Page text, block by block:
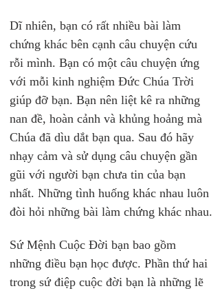
Dĩ nhiên, bạn có rất nhiều bài làm
chứng khác bên cạnh câu chuyện cứu
rỗi mình. Bạn có một câu chuyện ứng
với mỗi kinh nghiệm Đức Chúa Trời
giúp đỡ bạn. Bạn nên liệt kê ra những
nan đề, hoàn cảnh và khủng hoảng mà
Chúa đã dìu dắt bạn qua. Sau đó hãy
nhạy cảm và sử dụng câu chuyện gần
gũi với người bạn chưa tin của bạn
nhất. Những tình huống khác nhau luôn
đòi hỏi những bài làm chứng khác nhau.
Sứ Mệnh Cuộc Đời bạn bao gồm
những điều bạn học được. Phần thứ hai
trong sứ điệp cuộc đời bạn là những lẽ